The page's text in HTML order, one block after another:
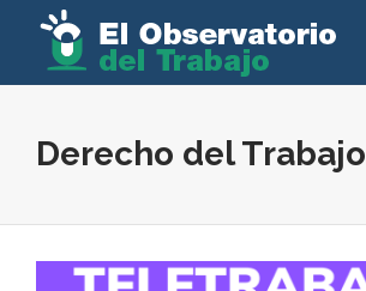
Derecho del Trabajo